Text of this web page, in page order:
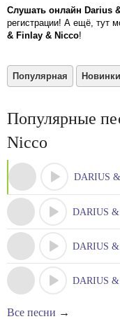
Слушать онлайн Darius
регистрации! А ещё, тут
& Finlay & Nicco!
Популярная Новинки
Популярные
Nicco
DARIUS
DARIUS
DARIUS &
DARIUS &
Все песни →